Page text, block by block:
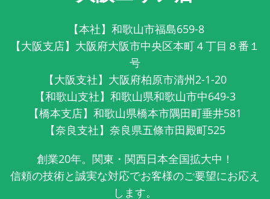
【本社】和歌山市福島659-8
【大阪支店】大阪府大阪市中央区本町４丁目８番１
号
【大阪支社】大阪府柏原市清州2-1-20
【和歌山支社】和歌山県和歌山市中649-3
【橋本支店】和歌山県橋本市隅田町垂井581
【奈良支社】奈良県五條市田殿町525
創業20年。関東・関西日本全国拡大中！
信頼の技術と誠実な対応でお客様のご要望にお応え
します。